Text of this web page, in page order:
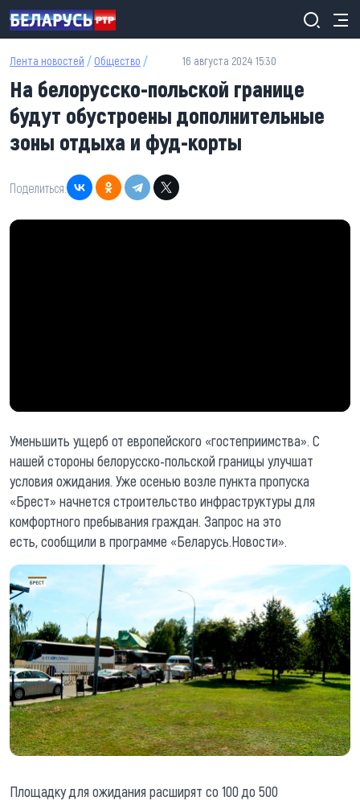
Перейти к основному содержанию
Лента новостей / Общество / 16 августа 2024 15:30
На белорусско-польской границе
будут обустроены дополнительные
зоны отдыха и фуд-корты
Поделиться:
Уменьшить ущерб от европейского «гостеприимства». С
нашей стороны белорусско-польской границы улучшат
условия ожидания. Уже осенью возле пункта пропуска
«Брест» начнется строительство инфраструктуры для
комфортного пребывания граждан. Запрос на это
есть, сообщили в программе «Беларусь.Новости».
Площадку для ожидания расширят со 100 до 500